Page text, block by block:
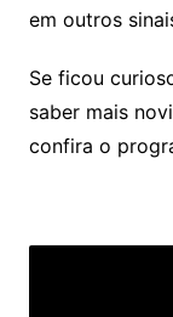
em outros
Se ficou
saber mais
confira o